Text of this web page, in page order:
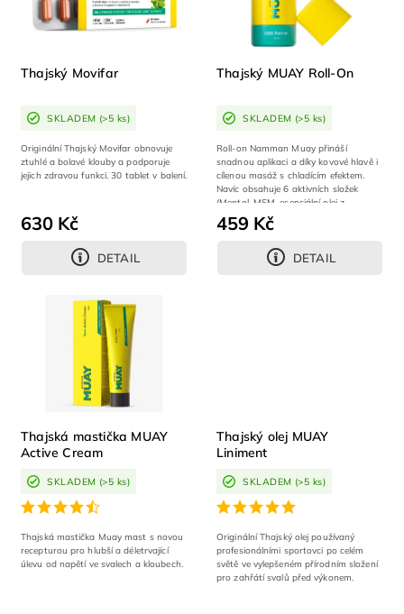
Abecedně
Thajský Movifar
SKLADEM (>5 ks)
630 Kč
DETAIL
Originální Thajský Movifar obnovuje
ztuhlé a bolavé klouby a podporuje
jejich zdravou funkci. 30 tablet v balení.
Thajský MUAY Roll-On
SKLADEM (>5 ks)
459 Kč
DETAIL
Roll-on Namman Muay přináší
snadnou aplikaci a díky kovové hlavě i
cílenou masáž s chladícím efektem.
Navíc obsahuje 6 aktivních složek
(Mentol, MSM, esenciální olej z...
Thajská mastička MUAY
Active Cream
SKLADEM (>5 ks)
Thajská mastička Muay mast s novou
recepturou pro hlubší a déletrvající
úlevu od napětí ve svalech a kloubech.
Thajský olej MUAY
Liniment
SKLADEM (>5 ks)
Originální Thajský olej používaný
profesionálními sportovci po celém
světě ve vylepšeném přírodním složení
pro zahřátí svalů před výkonem.